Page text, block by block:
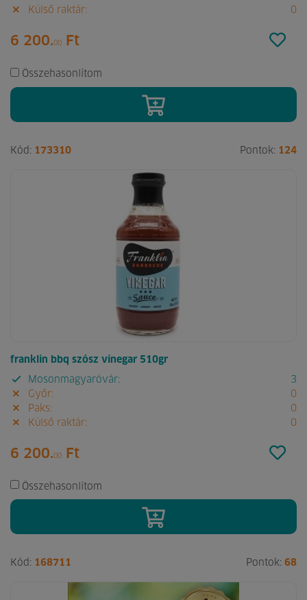
Külső raktár:
0
6 200.00 Ft
Összehasonlítom
Kód: 173310 Pontok: 124
franklin bbq szósz vinegar 510gr
Mosonmagyaróvár:
3
Győr:
0
Paks:
0
Külső raktár:
0
6 200.00 Ft
Összehasonlítom
Kód: 168711 Pontok: 68